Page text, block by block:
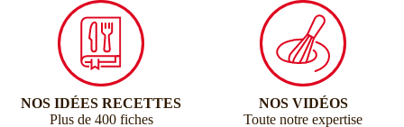
NOS IDÉES RECETTES
Plus de 400 fiches
NOS VIDÉOS
Toute notre expertise